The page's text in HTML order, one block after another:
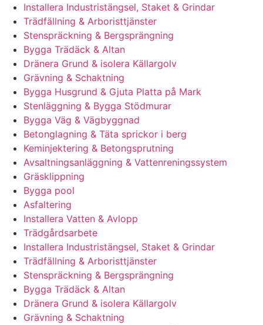
Installera Industristängsel, Staket & Grindar
Trädfällning & Arboristtjänster
Stenspräckning & Bergsprängning
Bygga Trädäck & Altan
Dränera Grund & isolera Källargolv
Grävning & Schaktning
Bygga Husgrund & Gjuta Platta på Mark
Stenläggning & Bygga Stödmurar
Bygga Väg & Vägbyggnad
Betonglagning & Täta sprickor i berg
Keminjektering & Betongsprutning
Avsaltningsanläggning & Vattenreningssystem
Gräsklippning
Bygga pool
Asfaltering
Installera Vatten & Avlopp
Trädgårdsarbete
Installera Industristängsel, Staket & Grindar
Trädfällning & Arboristtjänster
Stenspräckning & Bergsprängning
Bygga Trädäck & Altan
Dränera Grund & isolera Källargolv
Grävning & Schaktning